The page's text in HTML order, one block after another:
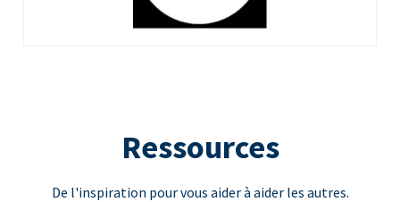
Ressources
De l'inspiration pour vous aider à aider les autres.